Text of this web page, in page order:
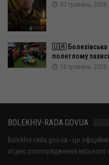
07 травень, 2026
🇺🇦 Болехівська
полеглому
15 травень, 2026
BOLEKHIV-RADA.GOV.UA
Bolekhiv-rada.gov.ua - це
згідно розпорядження